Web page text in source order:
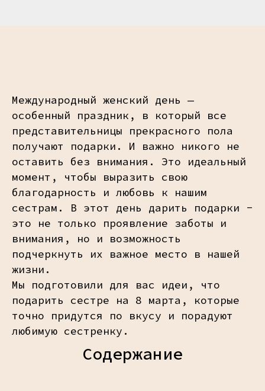
Международный женский день —
особенный праздник, в который все
представительницы прекрасного пола
получают подарки. И важно никого не
оставить без внимания. Это идеальный
момент, чтобы выразить свою
благодарность и любовь к нашим
сестрам. В этот день дарить подарки -
это не только проявление заботы и
внимания, но и возможность
подчеркнуть их важное место в нашей
жизни.
Мы подготовили для вас идеи, что
подарить сестре на 8 марта, которые
точно придутся по вкусу и порадуют
любимую сестренку.
Содержание